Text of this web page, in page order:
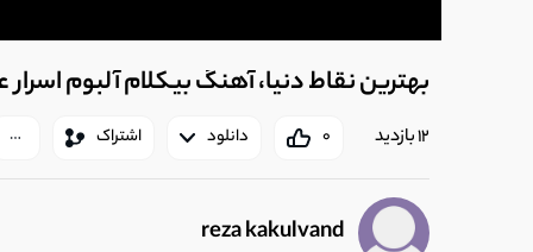
بهترین نقاط دنیا، آهنگ بیکلام آلبوم
0 دانلود اشتراک 12 بازدید
reza kakulvand